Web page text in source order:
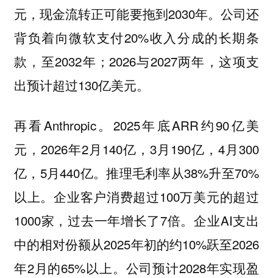
元，现金流转正可能要拖到2030年。公司还
背负着向微软支付20%收入分成的长期条
款，至2032年；2026与2027两年，这项支
出预计超过130亿美元。
再看Anthropic。2025年底ARR约90亿美
元，2026年2月140亿，3月190亿，4月300
亿，5月440亿。推理毛利率从38%升至70%
以上。企业客户消费超过100万美元的超过
1000家，过去一年增长了7倍。企业AI支出
中的相对份额从2025年初的约10%跃至2026
年2月的65%以上。公司预计2028年实现盈